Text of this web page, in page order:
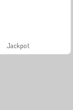
Jackpot